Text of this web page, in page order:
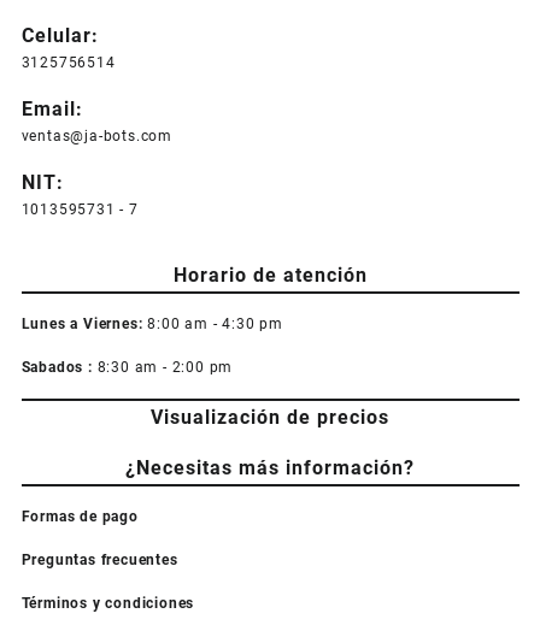
Celular:
3125756514
Email:
ventas@ja-bots.com
NIT:
1013595731 - 7
Horario de atención
Lunes a Viernes: 8:00 am - 4:30 pm
Sabados : 8:30 am - 2:00 pm
Visualización de precios
¿Necesitas más información?
Formas de pago
Preguntas frecuentes
Términos y condiciones